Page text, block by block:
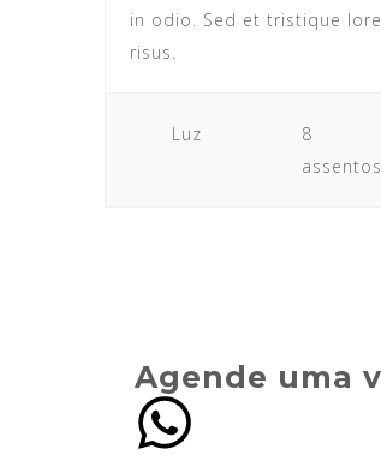
in odio. Sed et tristique
risus.
Luz
8
assentos
Agende uma